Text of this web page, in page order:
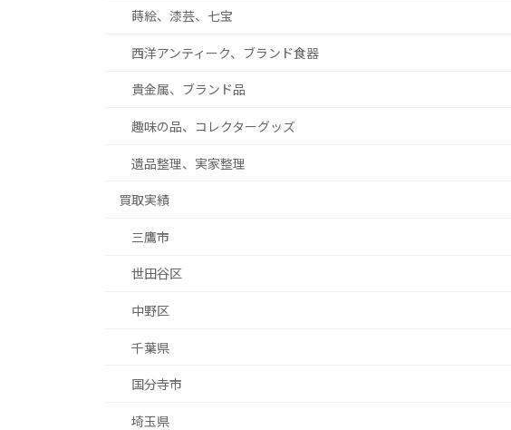
蒔絵、漆芸、七宝
西洋アンティーク、ブランド食器
貴金属、ブランド品
趣味の品、コレクターグッズ
遺品整理、実家整理
買取実績
三鷹市
世田谷区
中野区
千葉県
国分寺市
埼玉県